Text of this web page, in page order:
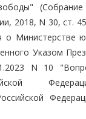
(Собрание
2018, N 30, ст.
Министерстве
Указом
N 10